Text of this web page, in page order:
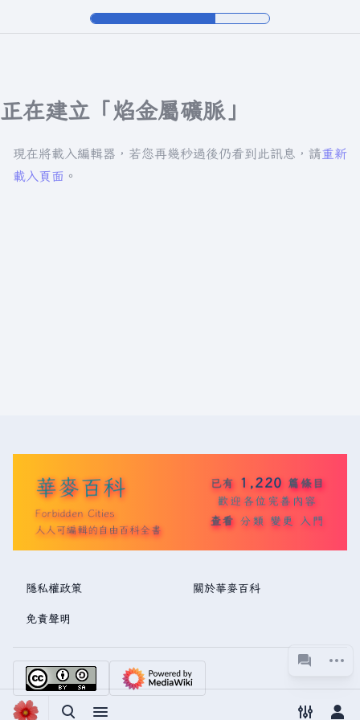
正在建立「焰金屬礦脈」
現在將載入編輯器，若您再幾秒過後仍看到此訊息，請重新
載入頁面 。
華麥百科
Forbidden Cities
人人可編輯的自由百科全書
已有 1,220 篇條目
歡迎各位完善內容
查看 分類 變更 入門
隱私權政策 關於華麥百科
免責聲明